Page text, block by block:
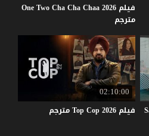
فيلم One Two Cha Cha Chaa 2026
مترجم
02:10:00
فيلم TopCop2026 مترجم